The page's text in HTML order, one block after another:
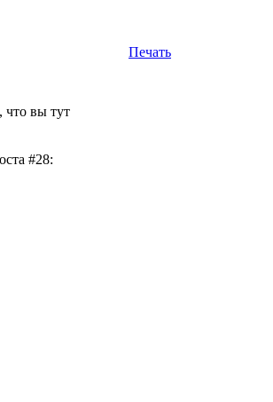
Печать
что вы тут
#28: